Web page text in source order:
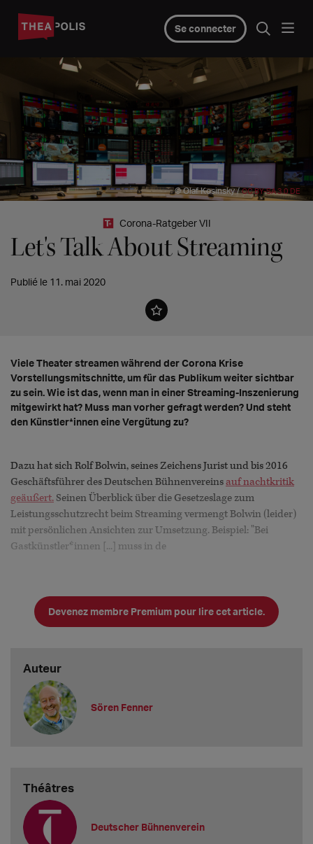
Se connecter
© Olaf Kosinsky /CC BY-SA 3.0 DE
Corona-Ratgeber VII
Let's Talk About Streaming
Publié le 11. mai 2020
Viele Theater streamen während der Corona Krise
Vorstellungsmitschnitte, um für das Publikum weiter sichtbar
zu sein. Wie ist das, wenn man in einer Streaming-Inszenierung
mitgewirkt hat? Muss man vorher gefragt werden? Und steht
den Künstler*innen eine Vergütung zu?
Dazu hat sich Rolf Bolwin, seines Zeichens Jurist und bis 2016
Geschäftsführer des Deutschen Bühnenvereinsauf nachtkritik
geäußert. Seinen Überblick über die Gesetzeslage zum
Leistungsschutzrecht beim Streaming vermengt Bolwin (leider)
mit persönlichen Ansichten zur Umsetzung. Beispiel: "Bei
Gastkünstler*innen [...] muss in de
Devenez membre Premium pour lire cet article.
Auteur
Sören Fenner
Théâtres
Deutscher Bühnenverein